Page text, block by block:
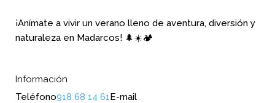
¡Anímate a vivir un verano lleno de aventura, diversión y
naturaleza en Madarcos! 🌲☀️🏕️
Información
Teléfono918 68 14 61E-mail